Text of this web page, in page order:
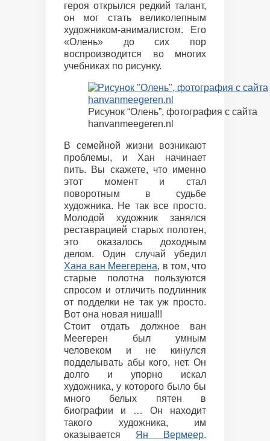
героя открылся редкий талант,
он мог стать великолепным
художником-анималистом. Его
«Олень» до сих пор
воспроизводится во многих
учебниках по рисунку.
Рисунок “Олень”, фотография с сайта
hanvanmeegeren.nl
В семейной жизни возникают
проблемы, и Хан начинает
пить. Вы скажете, что именно
этот момент и стал
поворотным в судьбе
художника. Не так все просто.
Молодой художник занялся
реставрацией старых полотен,
это оказалось доходным
делом. Один случай убедил
Хана ван Меегерена, в том, что
старые полотна пользуются
спросом и отличить подлинник
от подделки не так уж просто.
Вот она новая ниша!!!
Стоит отдать должное ван
Меегерен был умным
человеком и не кинулся
подделывать абы кого, нет. Он
долго и упорно искал
художника, у которого было бы
много белых пятен в
биографии и … Он находит
такого художника, им
оказывается Ян Вермеер.